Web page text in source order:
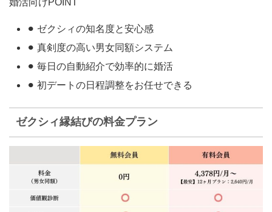
⚫︎ ゼクシィの知名度と安心感
⚫︎ 真剣度の高い男女同額システム
⚫︎ 毎日の自動紹介で効率的に婚活
⚫︎ 初デートの日程調整をお任せできる
ゼクシィ縁結びの料金プラン